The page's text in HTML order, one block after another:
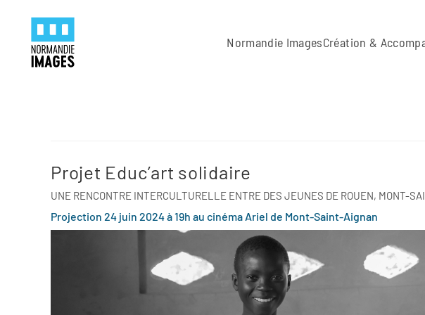
Skip to main content
Normandie ImagesCréation &
Projet Educ’art solidaire
UNE RENCONTRE INTERCULTURELLE ENTRE DES JEUNES DE ROUEN, MONT-
Projection 24 juin 2024 à 19h au cinéma Ariel de Mont-Saint-Aignan